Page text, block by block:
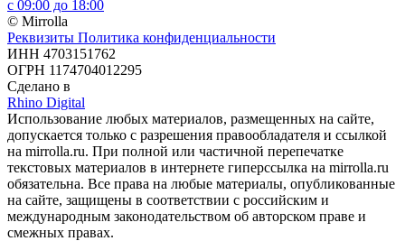
с 09:00 до 18:00
© Mirrolla
Реквизиты Политика конфиденциальности
ИНН 4703151762
ОГРН 1174704012295
Сделано в
Rhino Digital
Использование любых материалов, размещенных на сайте,
допускается только с разрешения правообладателя и ссылкой
на mirrolla.ru. При полной или частичной перепечатке
текстовых материалов в интернете гиперссылка на mirrolla.ru
обязательна. Все права на любые материалы, опубликованные
на сайте, защищены в соответствии с российским и
международным законодательством об авторском праве и
смежных правах.